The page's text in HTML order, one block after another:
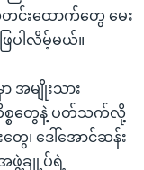
တင်းထောက်တွေ မေး
ေပါလိမ့်မယ်။
ာ အမျိုးသား
ကိစ္စတွေနဲ့ ပတ်သက်လို့
ေ၊ ဒေါ်အောင်ဆန်း
ဖွဲ့ချု့ပ်ရဲ့